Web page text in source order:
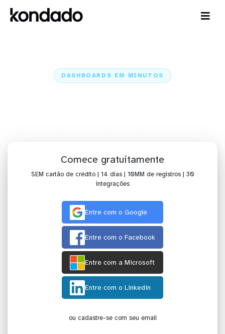
DASHBOARDS EM MINUTOS
Comece gratuitamente
SEM cartão de crédito | 14 dias | 10MM de registros | 30
integrações
Entre com o Google
Entre com o Facebook
Entre com a Microsoft
Entre com o Linkedin
ou cadastre-se com seu email